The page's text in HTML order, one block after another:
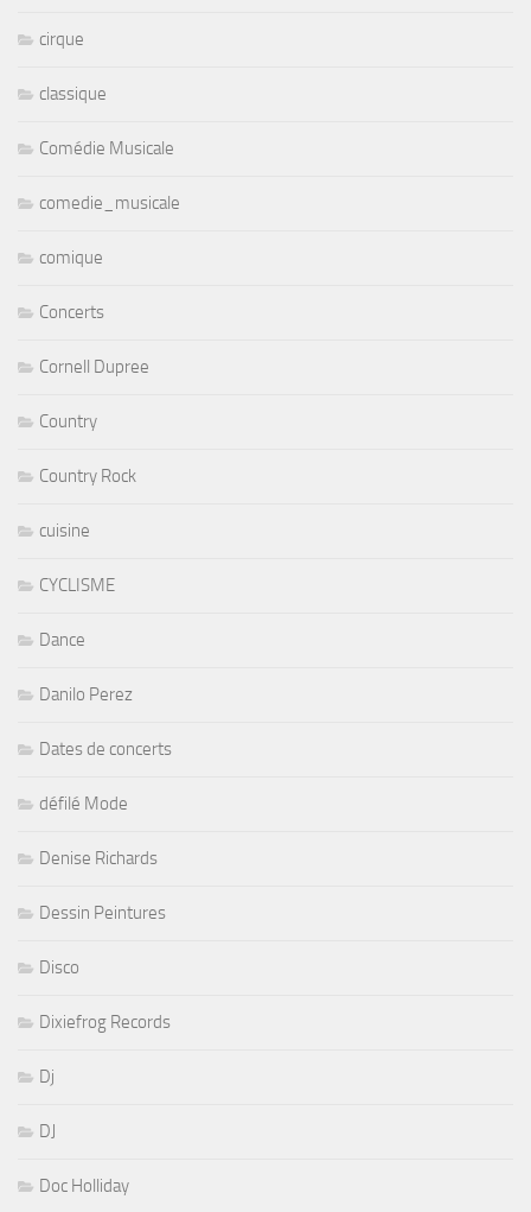
cirque
classique
Comédie Musicale
comedie_musicale
comique
Concerts
Cornell Dupree
Country
Country Rock
cuisine
CYCLISME
Dance
Danilo Perez
Dates de concerts
défilé Mode
Denise Richards
Dessin Peintures
Disco
Dixiefrog Records
Dj
DJ
Doc Holliday